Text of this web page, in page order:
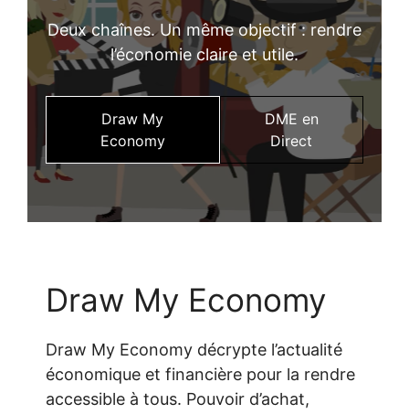
Deux chaînes. Un même objectif : rendre
l’économie claire et utile.
Draw My
Economy
DME en
Direct
Draw My Economy
Draw My Economy décrypte l’actualité
économique et financière pour la rendre
accessible à tous. Pouvoir d’achat,